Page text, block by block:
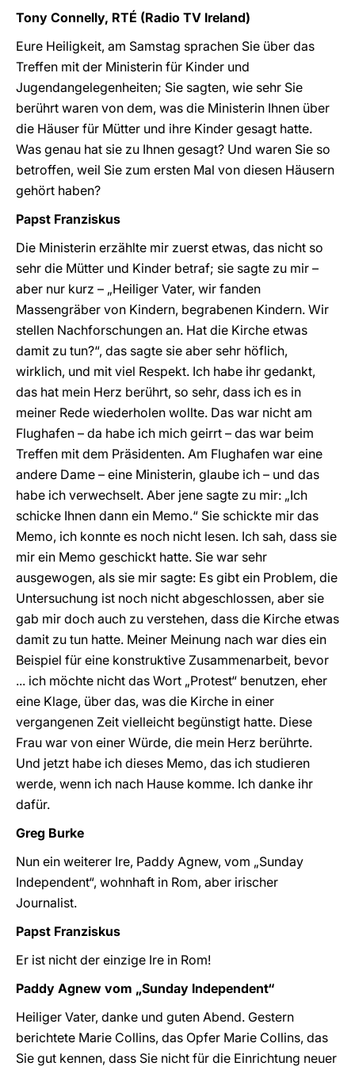
Tony Connelly, RTÉ (Radio TV Ireland)
Eure Heiligkeit, am Samstag sprachen Sie über das
Treffen mit der Ministerin für Kinder und
Jugendangelegenheiten; Sie sagten, wie sehr Sie
berührt waren von dem, was die Ministerin Ihnen über
die Häuser für Mütter und ihre Kinder gesagt hatte.
Was genau hat sie zu Ihnen gesagt? Und waren Sie so
betroffen, weil Sie zum ersten Mal von diesen Häusern
gehört haben?
Papst Franziskus
Die Ministerin erzählte mir zuerst etwas, das nicht so
sehr die Mütter und Kinder betraf; sie sagte zu mir –
aber nur kurz – „Heiliger Vater, wir fanden
Massengräber von Kindern, begrabenen Kindern. Wir
stellen Nachforschungen an. Hat die Kirche etwas
damit zu tun?“, das sagte sie aber sehr höflich,
wirklich, und mit viel Respekt. Ich habe ihr gedankt,
das hat mein Herz berührt, so sehr, dass ich es in
meiner Rede wiederholen wollte. Das war nicht am
Flughafen – da habe ich mich geirrt – das war beim
Treffen mit dem Präsidenten. Am Flughafen war eine
andere Dame – eine Ministerin, glaube ich – und das
habe ich verwechselt. Aber jene sagte zu mir: „Ich
schicke Ihnen dann ein Memo.“ Sie schickte mir das
Memo, ich konnte es noch nicht lesen. Ich sah, dass sie
mir ein Memo geschickt hatte. Sie war sehr
ausgewogen, als sie mir sagte: Es gibt ein Problem, die
Untersuchung ist noch nicht abgeschlossen, aber sie
gab mir doch auch zu verstehen, dass die Kirche etwas
damit zu tun hatte. Meiner Meinung nach war dies ein
Beispiel für eine konstruktive Zusammenarbeit, bevor
... ich möchte nicht das Wort „Protest“ benutzen, eher
eine Klage, über das, was die Kirche in einer
vergangenen Zeit vielleicht begünstigt hatte. Diese
Frau war von einer Würde, die mein Herz berührte.
Und jetzt habe ich dieses Memo, das ich studieren
werde, wenn ich nach Hause komme. Ich danke ihr
dafür.
Greg Burke
Nun ein weiterer Ire, Paddy Agnew, vom „Sunday
Independent“, wohnhaft in Rom, aber irischer
Journalist.
Papst Franziskus
Er ist nicht der einzige Ire in Rom!
Paddy Agnew vom „Sunday Independent“
Heiliger Vater, danke und guten Abend. Gestern
berichtete Marie Collins, das Opfer Marie Collins, das
Sie gut kennen, dass Sie nicht für die Einrichtung neuer